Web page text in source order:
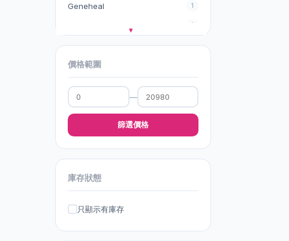
Franz Skincare
Keepgo
Mikimoto Cosmetics
MizuMizu
NEOYOUTH美康萊 6
Geneheal 1
1
價格範圍
—
篩選價格
庫存狀態
只顯示有庫存